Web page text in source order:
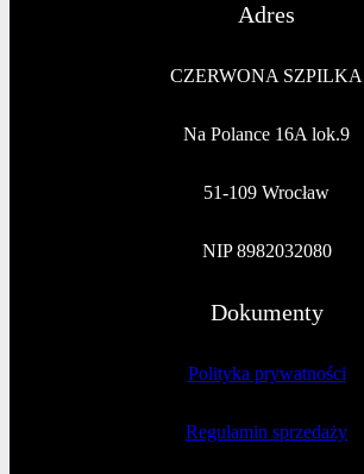
Adres
CZERWONA SZPILKA
Na Polance 16A lok.9
51-109 Wrocław
NIP 8982032080
Dokumenty
Polityka prywatności
Regulamin sprzedaży